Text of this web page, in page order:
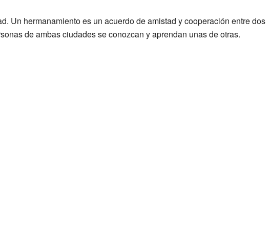
Un hermanamiento es un acuerdo de amistad y cooperación entre dos
de ambas ciudades se conozcan y aprendan unas de otras.